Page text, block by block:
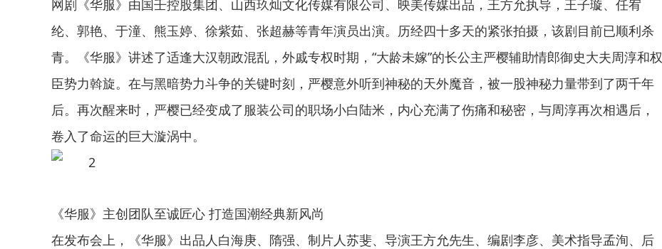
网剧《华服》由国壬控股集团、山西玖灿文化传媒有限公司、映美传媒出品，王方允执导，王子璇、任宥
纶、郭艳、于潼、熊玉婷、徐紫茹、张超赫等青年演员出演。历经四十多天的紧张拍摄，该剧目前已顺利杀
青。《华服》讲述了适逢大汉朝政混乱，外戚专权时期，“大龄未嫁”的长公主严樱辅助情郎御史大夫周淳和权
臣势力斡旋。在与黑暗势力斗争的关键时刻，严樱意外听到神秘的天外魔音，被一股神秘力量带到了两千年
后。再次醒来时，严樱已经变成了服装公司的职场小白陆米，内心充满了伤痛和秘密，与周淳再次相遇后，
卷入了命运的巨大漩涡中。
《华服》主创团队至诚匠心 打造国潮经典新风尚
在发布会上，《华服》出品人白海庚、隋强、制片人苏斐、导演王方允先生、编剧李彦、美术指导孟洵、后